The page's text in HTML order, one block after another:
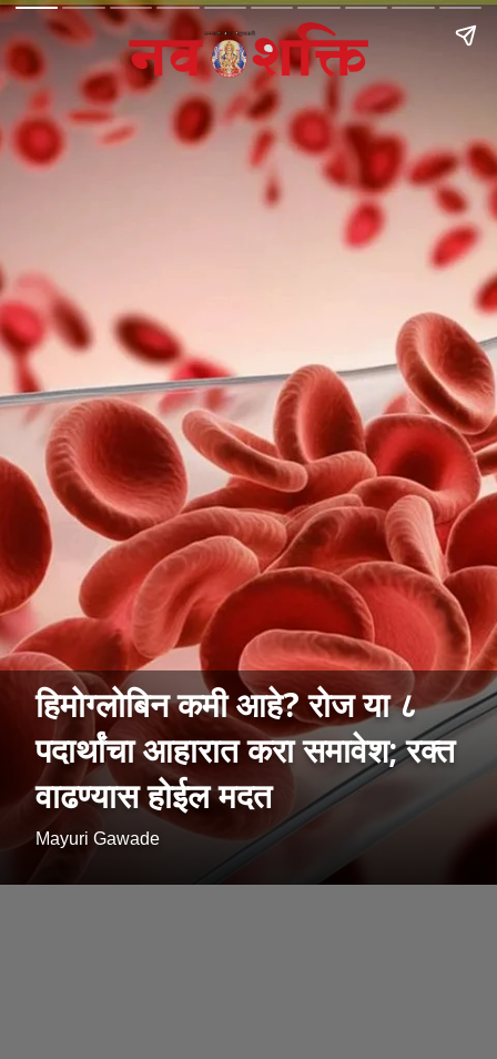
हिमोग्लोबिन कमी आहे? रोज या ८
पदार्थांचा आहारात करा समावेश; रक्त
वाढण्यास होईल मदत
Mayuri Gawade